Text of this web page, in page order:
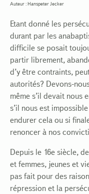
Auteur : Hanspeter Jecker
Etant donné les
durant par les
difficile se posait
partir librement,
d’y être contraints,
autorités? Devons-
même s’il devait nous
s’il nous est
endurer cela ou si
renoncer à nos
Depuis le 16e siècle,
et femmes, jeunes et
pas fait pour des
répression et la